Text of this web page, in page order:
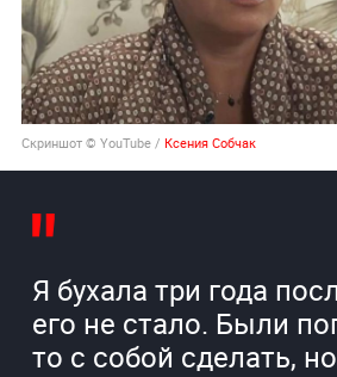
Скриншот © YouTube / Ксения Собчак
Я бухала три года
его не стало. Были
то с собой сделать,